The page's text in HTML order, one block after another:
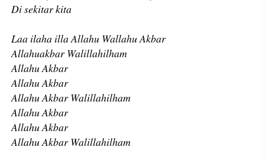
Di sekitar kita
Laa ilaha illa Allahu Wallahu Akbar
Allahuakbar Walillahilham
Allahu Akbar
Allahu Akbar
Allahu Akbar Walillahilham
Allahu Akbar
Allahu Akbar
Allahu Akbar Walillahilham